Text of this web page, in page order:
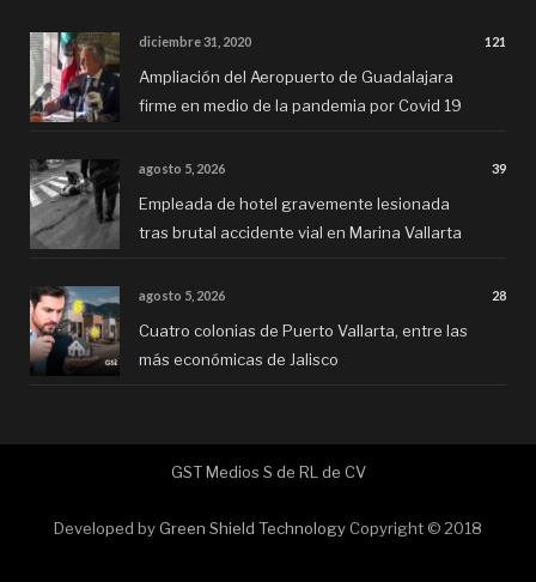
diciembre 31, 2020 121
Ampliación del Aeropuerto de Guadalajara
firme en medio de la pandemia por Covid 19
agosto 5, 2026 39
Empleada de hotel gravemente lesionada
tras brutal accidente vial en Marina Vallarta
agosto 5, 2026 28
Cuatro colonias de Puerto Vallarta, entre las
más económicas de Jalisco
GST Medios S de RL de CV
Developed by Green Shield Technology Copyright © 2018